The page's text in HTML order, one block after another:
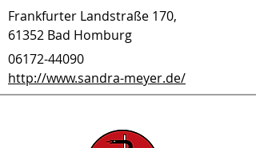
Frankfurter Landstraße 170,
61352 Bad Homburg
06172-44090
http://www.sandra-meyer.de/